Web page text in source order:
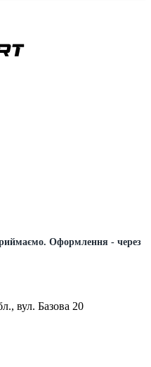
Оформлення - через
вул. Базова 20